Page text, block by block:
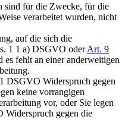
sind für die Zwecke, für die
verarbeitet wurden, nicht
auf die sich die
1 1 a) DSGVO oderArt. 9
fehlt an einer anderweitigen
DSGVO Widerspruch gegen
keine vorrangigen
vor, oder Sie legen
Widerspruch gegen die